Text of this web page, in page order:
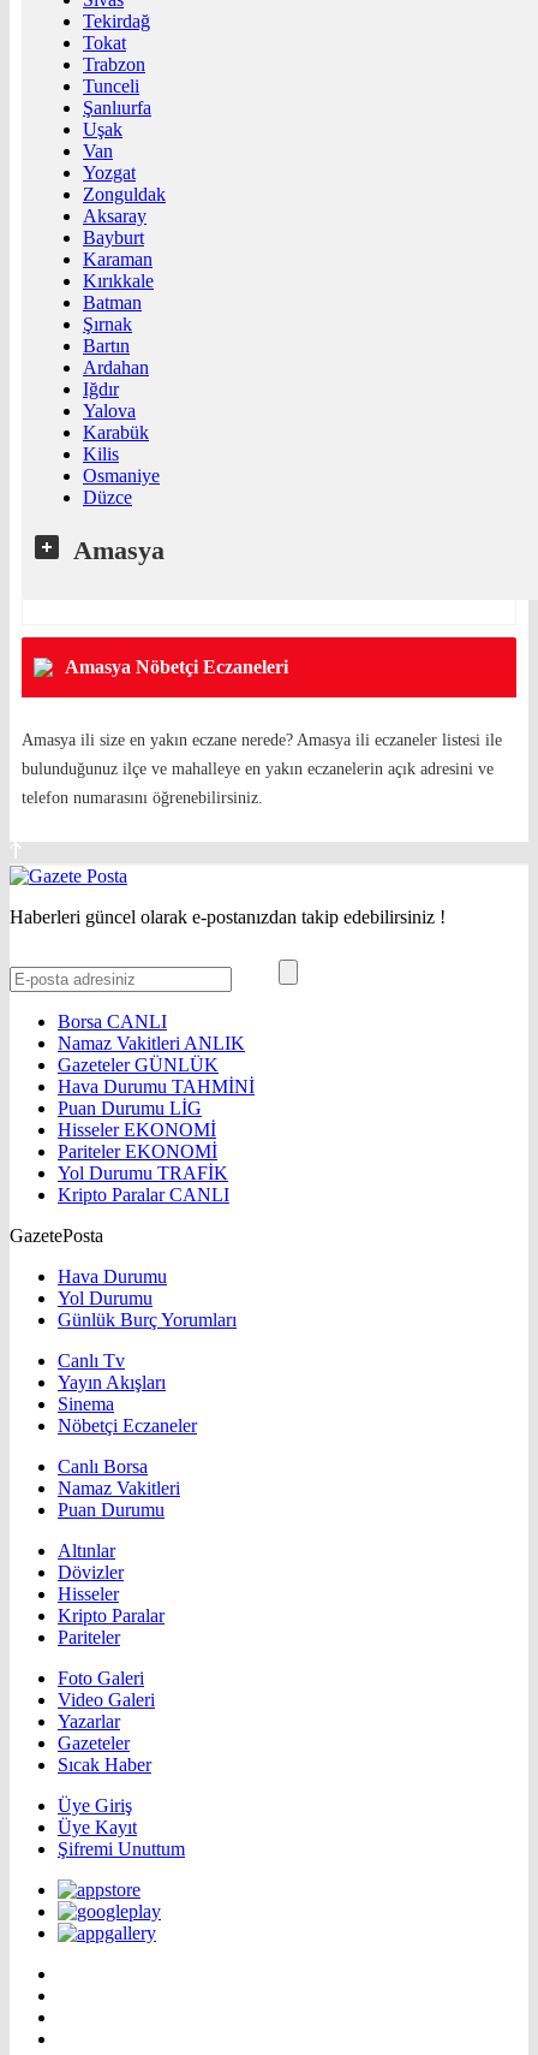
Tekirdağ
Tokat
Trabzon
Tunceli
Şanlıurfa
Uşak
Van
Yozgat
Zonguldak
Aksaray
Bayburt
Karaman
Kırıkkale
Batman
Şırnak
Bartın
Ardahan
Iğdır
Yalova
Karabük
Kilis
Osmaniye
Düzce
Amasya
Amasya Nöbetçi Eczaneleri
Amasya ili size en yakın eczane nerede? Amasya ili eczaneler listesi ile
bulunduğunuz ilçe ve mahalleye en yakın eczanelerin açık adresini ve
telefon numarasını öğrenebilirsiniz.
Haberleri güncel olarak e-postanızdan takip edebilirsiniz !
Borsa CANLI
Namaz Vakitleri ANLIK
GazetelerGÜNLÜK
Hava Durumu TAHMİNİ
Puan Durumu LİG
HisselerEKONOMİ
ParitelerEKONOMİ
Yol Durumu TRAFİK
Kripto ParalarCANLI
GazetePosta
Hava Durumu
Yol Durumu
Günlük Burç Yorumları
Canlı Tv
Yayın Akışları
Sinema
Nöbetçi Eczaneler
Canlı Borsa
Namaz Vakitleri
Puan Durumu
Altınlar
Dövizler
Hisseler
Kripto Paralar
Pariteler
Foto Galeri
Video Galeri
Yazarlar
Gazeteler
Sıcak Haber
Üye Giriş
Üye Kayıt
Şifremi Unuttum